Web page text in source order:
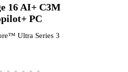
16 AI+ C3M
PC
Ultra Series 3